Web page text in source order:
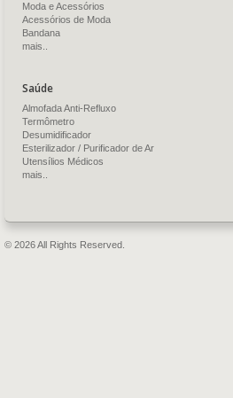
Moda e Acessórios
Acessórios de Moda
Bandana
mais..
Saúde
Almofada Anti-Refluxo
Termômetro
Desumidificador
Esterilizador / Purificador de Ar
Utensílios Médicos
mais..
© 2026 All Rights Reserved.